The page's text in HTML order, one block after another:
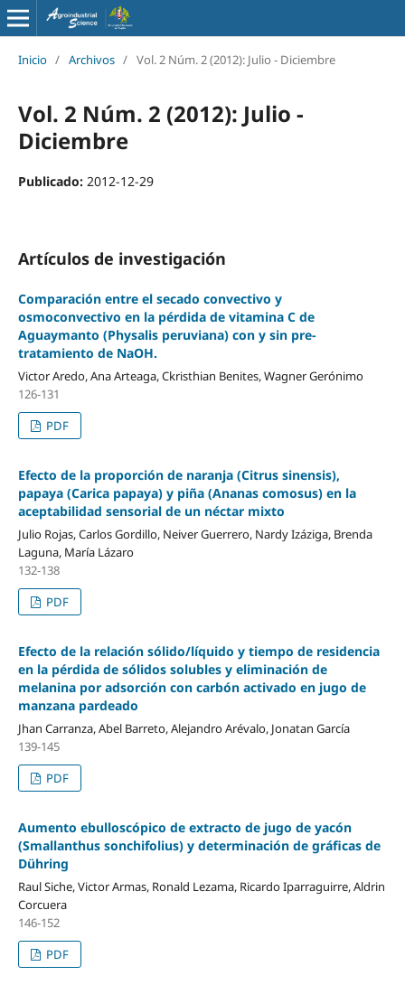
Inicio / Archivos / Vol. 2 Núm. 2 (2012): Julio - Diciembre
Vol. 2 Núm. 2 (2012): Julio -
Diciembre
Publicado: 2012-12-29
Artículos de investigación
Comparación entre el secado convectivo y
osmoconvectivo en la pérdida de vitamina C de
Aguaymanto (Physalis peruviana) con y sin pre-
tratamiento de NaOH.
Victor Aredo, Ana Arteaga, Ckristhian Benites, Wagner Gerónimo
126-131
PDF
Efecto de la proporción de naranja (Citrus sinensis),
papaya (Carica papaya) y piña (Ananas comosus) en la
aceptabilidad sensorial de un néctar mixto
Julio Rojas, Carlos Gordillo, Neiver Guerrero, Nardy Izáziga, Brenda
Laguna, María Lázaro
132-138
PDF
Efecto de la relación sólido/líquido y tiempo de residencia
en la pérdida de sólidos solubles y eliminación de
melanina por adsorción con carbón activado en jugo de
manzana pardeado
Jhan Carranza, Abel Barreto, Alejandro Arévalo, Jonatan García
139-145
PDF
Aumento ebulloscópico de extracto de jugo de yacón
(Smallanthus sonchifolius) y determinación de gráficas de
Dühring
Raul Siche, Victor Armas, Ronald Lezama, Ricardo Iparraguirre, Aldrin
Corcuera
146-152
PDF